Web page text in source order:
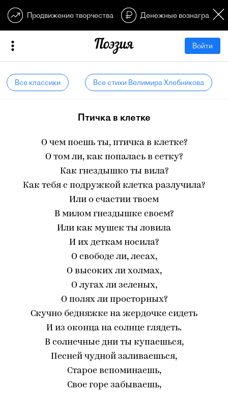
Продвижение творчества Денежные
Войти
Все классики Все стихи Велимира Хлебникова
Птичка в клетке
О чем поешь ты, птичка в клетке?
О том ли, как попалась в сетку?
Как гнездышко ты вила?
Как тебя с подружкой клетка разлучила?
Или о счастии твоем
В милом гнездышке своем?
Или как мушек ты ловила
И их деткам носила?
О свободе ли, лесах,
О высоких ли холмах,
О лугах ли зеленых,
О полях ли просторных?
Скучно бедняжке на жердочке сидеть
И из оконца на солнце глядеть.
В солнечные дни ты купаешься,
Песней чудной заливаешься,
Старое вспоминаешь,
Свое горе забываешь,